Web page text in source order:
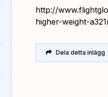
http://
higher-weight-
Dela detta inlägg